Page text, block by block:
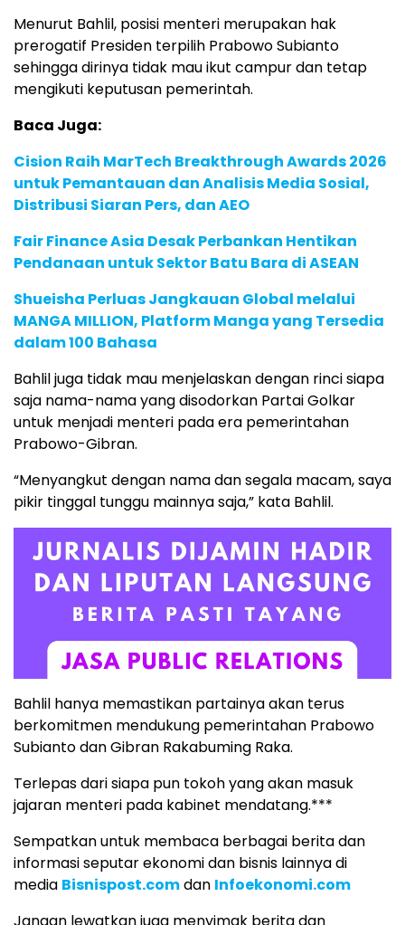
Menurut Bahlil, posisi menteri merupakan hak
prerogatif Presiden terpilih Prabowo Subianto
sehingga dirinya tidak mau ikut campur dan tetap
mengikuti keputusan pemerintah.
Baca Juga:
Cision Raih MarTech Breakthrough Awards 2026
untuk Pemantauan dan Analisis Media Sosial,
Distribusi Siaran Pers, dan AEO
Fair Finance Asia Desak Perbankan Hentikan
Pendanaan untuk Sektor Batu Bara di ASEAN
Shueisha Perluas Jangkauan Global melalui
MANGA MILLION, Platform Manga yang Tersedia
dalam 100 Bahasa
Bahlil juga tidak mau menjelaskan dengan rinci siapa
saja nama-nama yang disodorkan Partai Golkar
untuk menjadi menteri pada era pemerintahan
Prabowo-Gibran.
“Menyangkut dengan nama dan segala macam, saya
pikir tinggal tunggu mainnya saja,” kata Bahlil.
Bahlil hanya memastikan partainya akan terus
berkomitmen mendukung pemerintahan Prabowo
Subianto dan Gibran Rakabuming Raka.
Terlepas dari siapa pun tokoh yang akan masuk
jajaran menteri pada kabinet mendatang.***
Sempatkan untuk membaca berbagai berita dan
informasi seputar ekonomi dan bisnis lainnya di
media Bisnispost.comdan Infoekonomi.com